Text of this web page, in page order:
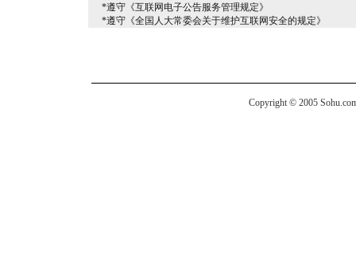
*遵守《互联网电子公告服务管理规定》
*遵守《全国人大常委会关于维护互联网安全的规定》
Copyright © 2005